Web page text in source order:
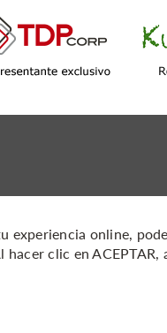
experiencia online,
clic en